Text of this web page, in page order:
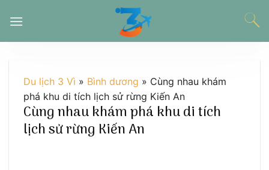
đến
Du lịch 3 Vì » Bình dương » Cùng nhau khám
phá khu di tích lịch sử rừng Kiến An
Cùng nhau khám phá khu di tích
lịch sử rừng Kiến An